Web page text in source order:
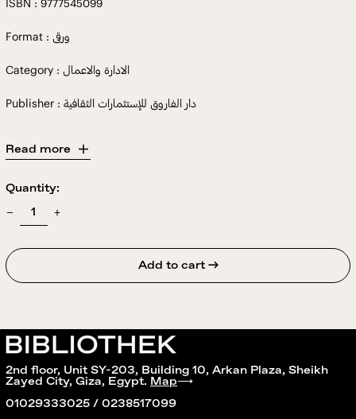
Format : ورقى
Category : الادارة والاعمال
Publisher : دار الفاروق للإستثمارات الثقافية
Read more
Quantity:
Add to cart →
2nd floor, Unit SY-203, Building 10, Arkan Plaza, Sheikh
Zayed City, Giza, Egypt. Map⟶
01029333025 / 0238517099